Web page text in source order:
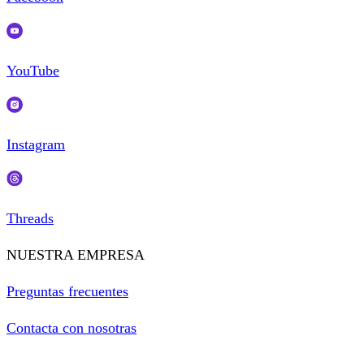
YouTube
Instagram
Threads
NUESTRA EMPRESA
Preguntas frecuentes
Contacta con nosotras